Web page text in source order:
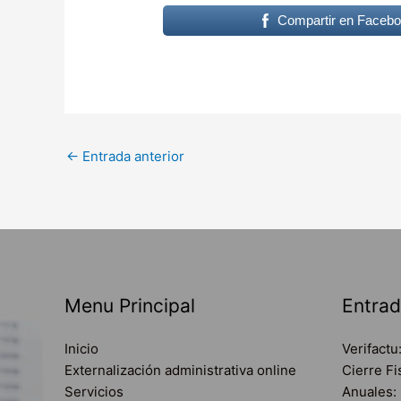
Compartir en
← Entrada anterior
Menu Principal
Inicio
Externalización administrativa online
Servicios
Cierre
Anuales: